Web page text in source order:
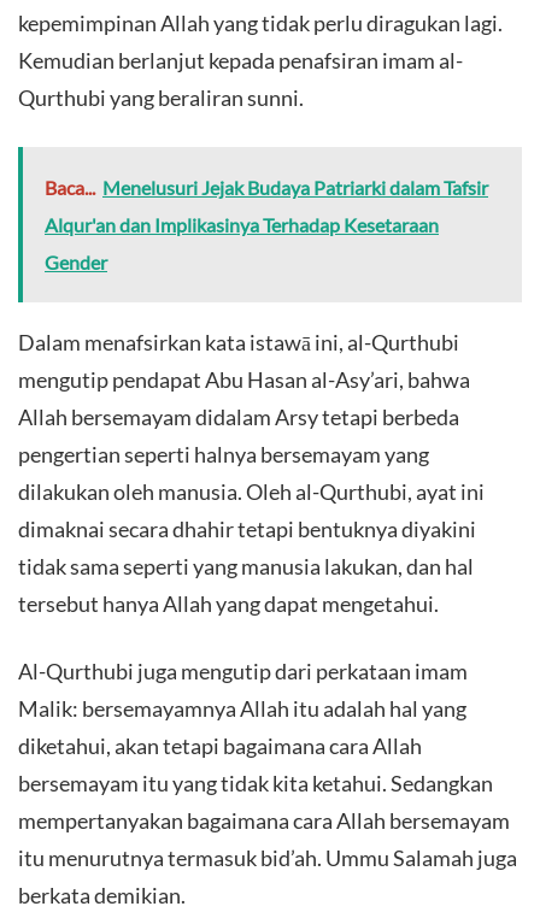
kepemimpinan Allah yang tidak perlu diragukan lagi.
Kemudian berlanjut kepada penafsiran imam al-
Qurthubi yang beraliran sunni.
Baca... Menelusuri Jejak Budaya Patriarki dalam Tafsir
Alqur'an dan Implikasinya Terhadap Kesetaraan
Gender
Dalam menafsirkan kata istawā ini, al-Qurthubi
mengutip pendapat Abu Hasan al-Asy’ari, bahwa
Allah bersemayam didalam Arsy tetapi berbeda
pengertian seperti halnya bersemayam yang
dilakukan oleh manusia. Oleh al-Qurthubi, ayat ini
dimaknai secara dhahir tetapi bentuknya diyakini
tidak sama seperti yang manusia lakukan, dan hal
tersebut hanya Allah yang dapat mengetahui.
Al-Qurthubi juga mengutip dari perkataan imam
Malik: bersemayamnya Allah itu adalah hal yang
diketahui, akan tetapi bagaimana cara Allah
bersemayam itu yang tidak kita ketahui. Sedangkan
mempertanyakan bagaimana cara Allah bersemayam
itu menurutnya termasuk bid’ah. Ummu Salamah juga
berkata demikian.